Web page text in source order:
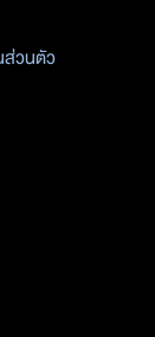
ส่วนตัว